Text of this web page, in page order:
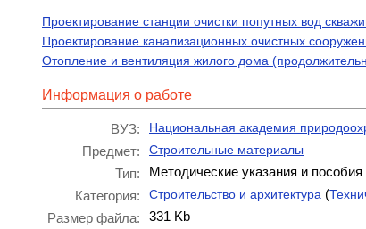
Проектирование станции очистки попутных вод
Проектирование канализационных очистных
Отопление и вентиляция жилого дома
Информация о работе
ВУЗ: Национальная академия
Предмет: Строительные материалы
Тип:
Методические указания и пособия
Категория:
Строительство и архитектура (
Размер файла:
331 Kb